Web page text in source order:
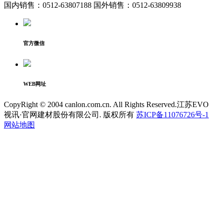
国内销售：0512-63807188 国外销售：0512-63809938
官方微信
WEB网址
CopyRight © 2004 canlon.com.cn. All Rights Reserved.江苏EVO
视讯·官网建材股份有限公司. 版权所有 苏ICP备11076726号-1
网站地图